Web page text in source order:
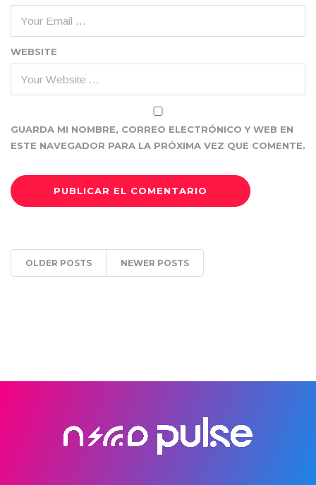
WEBSITE
GUARDA MI NOMBRE, CORREO ELECTRÓNICO Y WEB EN
ESTE NAVEGADOR PARA LA PRÓXIMA VEZ QUE COMENTE.
OLDER POSTS NEWER POSTS